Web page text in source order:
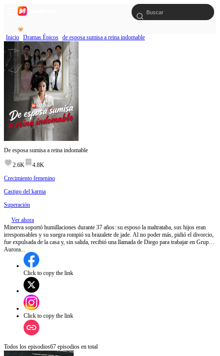
Inicio Dramas Épicos de esposa sumisa a reina indomable
De esposa sumisa a reina indomable
2.6K
4.8K
Crecimiento femenino
Castigo del karma
Superación
Ver ahora
Minerva soportó humillaciones durante 37 años: su esposo la maltrataba, sus hijos eran
irresponsables y su suegra rompió su brazalete de jade. Al no poder más, pidió el divorcio,
fue expulsada de la casa y, sin salida, recibió una llamada de Diego para trabajar en Grupo
Aurora...
Click to copy the link
Click to copy the link
Todos los episodios67 episodios en total